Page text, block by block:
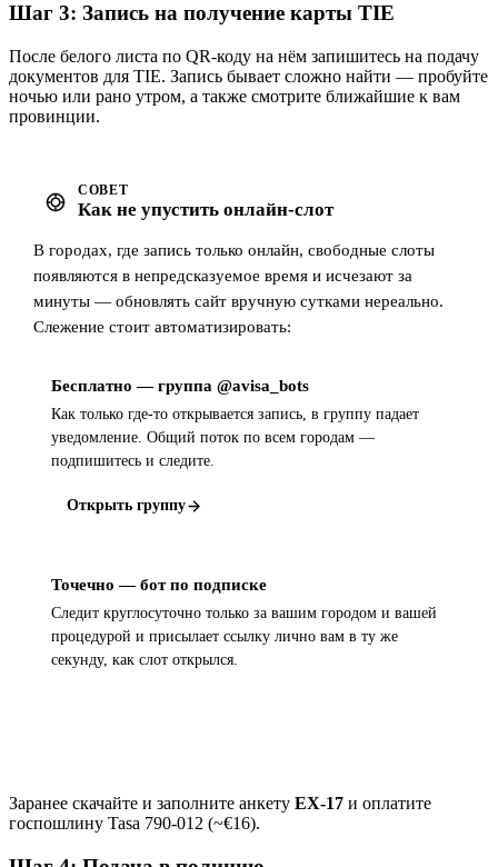
Шаг 3: Запись на получение карты TIE
После белого листа по QR-коду на нём запишитесь на подачу
документов для TIE. Запись бывает сложно найти — пробуйте
ночью или рано утром, а также смотрите ближайшие к вам
провинции.
СОВЕТ
Как не упустить онлайн-слот
В городах, где запись только онлайн, свободные слоты
появляются в непредсказуемое время и исчезают за
минуты — обновлять сайт вручную сутками нереально.
Слежение стоит автоматизировать:
Бесплатно — группа @avisa_bots
Как только где-то открывается запись, в группу падает
уведомление. Общий поток по всем городам —
подпишитесь и следите.
Открыть группу
Точечно — бот по подписке
Следит круглосуточно только за вашим городом и вашей
процедурой и присылает ссылку лично вам в ту же
секунду, как слот открылся.
Заранее скачайте и заполните анкету EX-17 и оплатите
госпошлину Tasa 790-012 (~€16).